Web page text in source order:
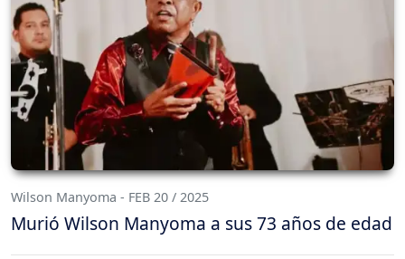
Wilson Manyoma - FEB 20 / 2025
Murió Wilson Manyoma a sus 73 años de edad